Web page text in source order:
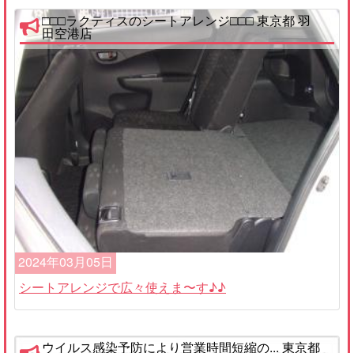
□□□ラクティスのシートアレンジ□□□ 東京都 羽
田空港店
2024年03月05日
シートアレンジで広々使えま〜す♪♪
ウイルス感染予防により営業時間短縮の... 東京都